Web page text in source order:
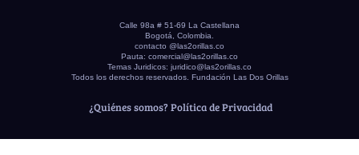
Calle 98a # 51-69 La Castellana
Bogotá, Colombia.
contacto @las2orillas.co
Pauta: comercial@las2orillas.co
Temas Juridicos: juridico@las2orillas.co
Todos los derechos reservados. Fundación Las Dos Orillas
¿Quiénes somos? Política de Privacidad